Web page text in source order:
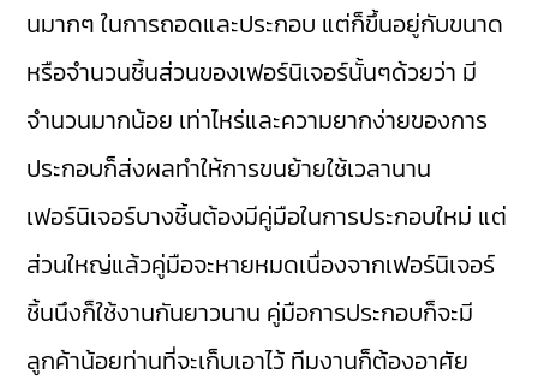
นมากๆ ในการถอดและประกอบ แต่ก็ขึ้นอยู่กับขนาด
หรือจำนวนชิ้นส่วนของเฟอร์นิเจอร์นั้นๆด้วยว่า มี
จำนวนมากน้อย เท่าไหร่และความยากง่ายของการ
ประกอบก็ส่งผลทำให้การขนย้ายใช้เวลานาน
เฟอร์นิเจอร์บางชิ้นต้องมีคู่มือในการประกอบใหม่ แต่
ส่วนใหญ่แล้วคู่มือจะหายหมดเนื่องจากเฟอร์นิเจอร์
ชิ้นนึงก็ใช้งานกันยาวนาน คู่มือการประกอบก็จะมี
ลูกค้าน้อยท่านที่จะเก็บเอาไว้ ทีมงานก็ต้องอาศัย